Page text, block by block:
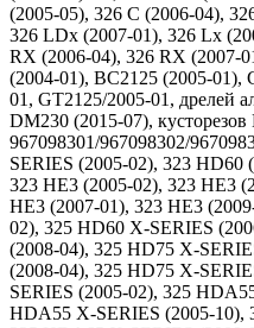
(2005-05), 326 C (2006-04),
326 LDx (2007-01), 326 Lx
RX (2006-04), 326 RX (2007-
(2004-01), BC2125 (2005-01),
01, GT2125/2005-01, дрелей
DM230 (2015-07),
967098301/967098302/
SERIES (2005-02), 323 HD60
323 HE3 (2005-02), 323 HE3
HE3 (2007-01), 323 HE3
02), 325 HD60 X-SERIES
(2008-04), 325 HD75 X-
(2008-04), 325 HD75 X-
SERIES (2005-02), 325
HDA55 X-SERIES (2005-10),